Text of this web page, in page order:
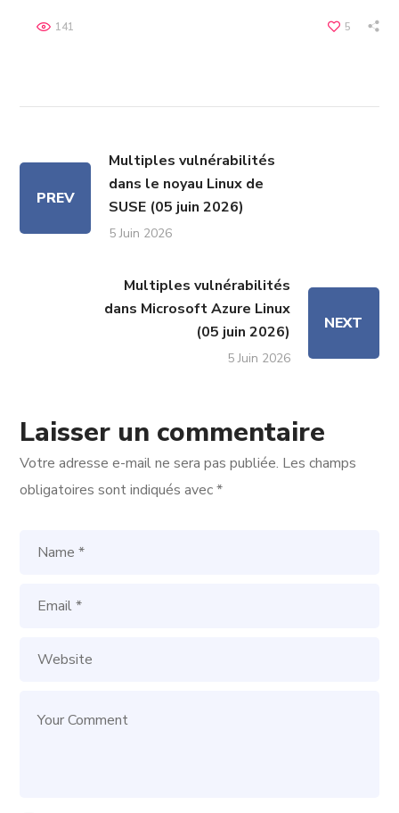
5
141
PREV
Multiples vulnérabilités
dans le noyau Linux de
SUSE (05 juin 2026)
5 Juin 2026
Multiples vulnérabilités
dans Microsoft Azure Linux
(05 juin 2026)
5 Juin 2026
NEXT
Laisser un commentaire
Votre adresse e-mail ne sera pas publiée. Les champs
obligatoires sont indiqués avec*